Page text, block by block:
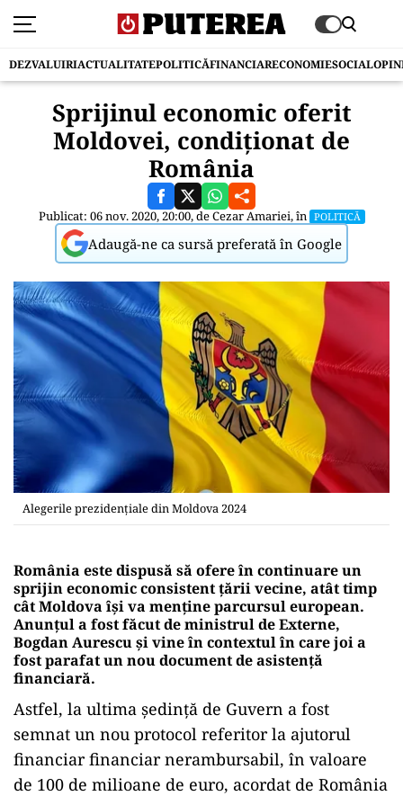
DEZVALUIRIACTUALITATEPOLITICĂFINANCIARECONOMIESOCIAL
Sprijinul economic oferit
Moldovei, condiționat de
România
Publicat: 06 nov. 2020, 20:00, deCezar Amariei, în POLITICĂ
Adaugă-ne ca sursă preferată în Google
Alegerile prezidențiale din Moldova 2024
România este dispusă să ofere în continuare un
sprijin economic consistent țării vecine, atât timp
cât Moldova își va menține parcursul european.
Anunțul a fost făcut de ministrul de Externe,
Bogdan Aurescu și vine în contextul în care joi a
fost parafat un nou document de asistență
financiară.
Astfel, la ultima şedinţă de Guvern a fost
semnat un nou protocol referitor la ajutorul
financiar financiar nerambursabil, în valoare
de 100 de milioane de euro, acordat de România